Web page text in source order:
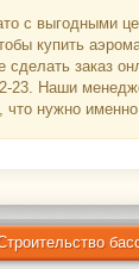
с выгодными
купить
заказ
23. Наши
что нужно